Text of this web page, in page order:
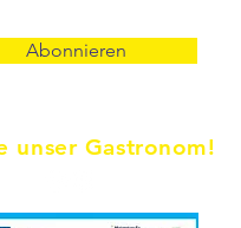
Abonnieren
unser Gastronom!